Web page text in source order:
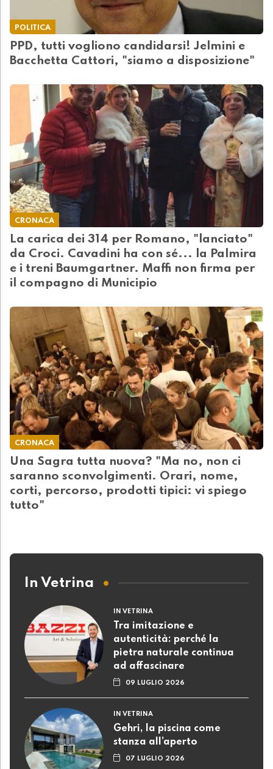
POLITICA
PPD, tutti vogliono candidarsi! Jelmini e
Bacchetta Cattori, "siamo a disposizione"
CRONACA
La carica dei 314 per Romano, "lanciato"
da Croci. Cavadini ha con sé... la Palmira
e i treni Baumgartner. Maffi non firma per
il compagno di Municipio
CRONACA
Una Sagra tutta nuova? "Ma no, non ci
saranno sconvolgimenti. Orari, nome,
corti, percorso, prodotti tipici: vi spiego
tutto"
In Vetrina
IN VETRINA
Tra imitazione e
autenticità: perché la
pietra naturale continua
ad affascinare
09 LUGLIO 2026
IN VETRINA
Gehri, la piscina come
stanza all’aperto
07 LUGLIO 2026